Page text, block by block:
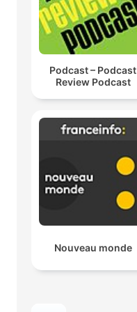
Podcast – Podcast
Review Podcast
Nouveau monde